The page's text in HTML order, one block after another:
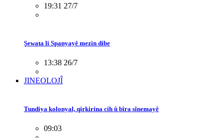
19:31 27/7
Şewata li Spanyayê mezin dibe
13:38 26/7
JINEOLOJÎ
Tundiya kolonyal, qirkirina cih û bîra sînemayê
09:03